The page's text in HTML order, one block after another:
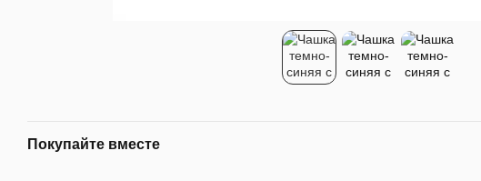
Покупайте вместе